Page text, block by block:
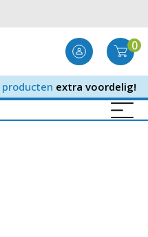
0
extra voordelig!